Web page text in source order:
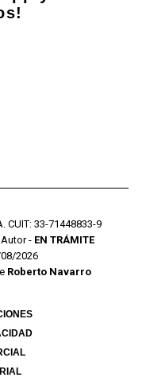
CUIT: 33-71448833-9
- EN TRÁMITE
2026
Roberto Navarro